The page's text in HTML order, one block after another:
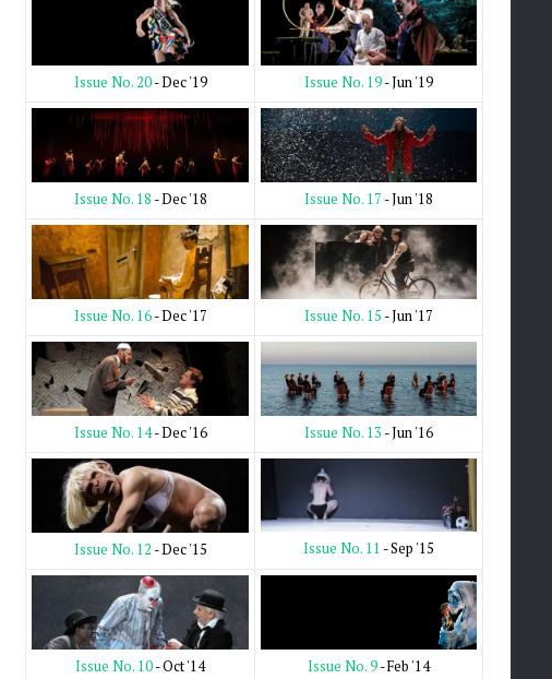
Issue No. 20- Dec '19 Issue No. 19- Jun '19
Issue No. 18 - Dec '18 Issue No. 17 - Jun '18
Issue No. 16- Dec '17 Issue No. 15 - Jun '17
Issue No. 14- Dec '16 Issue No. 13 - Jun '16
Issue No. 12 - Dec '15 Issue No. 11 - Sep '15
Issue No. 10- Oct '14 Issue No. 9- Feb '14